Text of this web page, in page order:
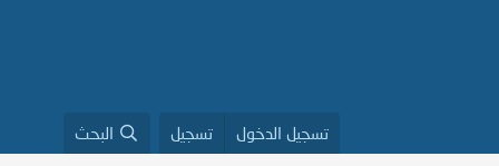
تسجيل الدخول تسجيل البحث